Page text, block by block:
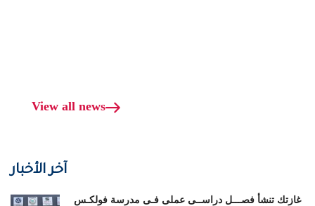
View all news
آخر الأخبار
غازتك تنشأ فصـــل دراســى عملى فـى مدرسة فولكـس